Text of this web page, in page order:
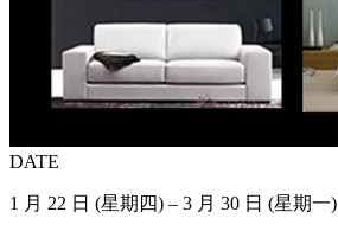
DATE
1 月 22 日 (星期四) – 3 月 30 日 (星期一)